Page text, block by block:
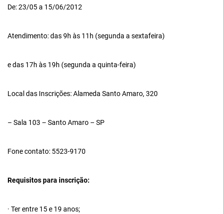
De: 23/05 a 15/06/2012
Atendimento: das 9h às 11h (segunda a sextafeira)
e das 17h às 19h (segunda a quinta-feira)
Local das Inscrições: Alameda Santo Amaro, 320
– Sala 103 – Santo Amaro – SP
Fone contato: 5523-9170
Requisitos para inscrição:
· Ter entre 15 e 19 anos;